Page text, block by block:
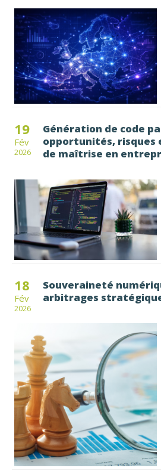
19
Fév
2026
Génération de code
opportunités, risques
de maîtrise en
18
Fév
2026
Souveraineté
arbitrages